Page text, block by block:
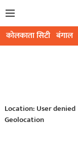
कोलकाता सिटी बंगाल
Location: User denied
Geolocation